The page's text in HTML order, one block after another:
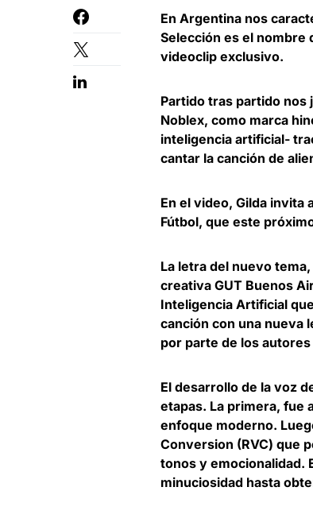
En Argentina nos
Selección es el nombre
videoclip exclusivo.
Partido tras partido nos
Noblex, como marca
inteligencia artificial-
cantar la canción de
En el video, Gilda invita
Fútbol, que este
La letra del nuevo
creativa GUT Buenos
Inteligencia Artificial
canción con una nueva
por parte de los
El desarrollo de la voz
etapas. La primera, fue
enfoque moderno.
Conversion (RVC) que
tonos y emocionalidad.
minuciosidad hasta